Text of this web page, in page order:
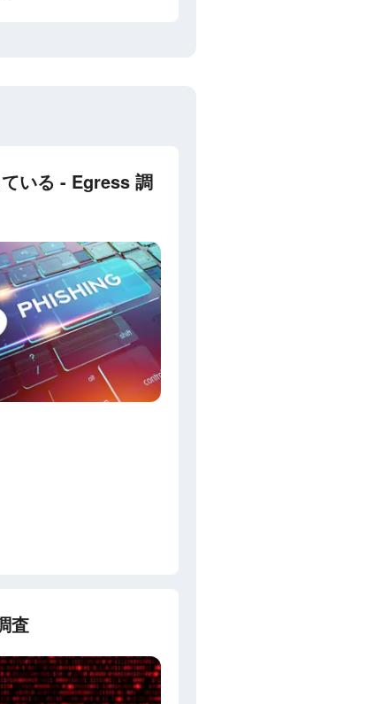
いる - Egress 調
査